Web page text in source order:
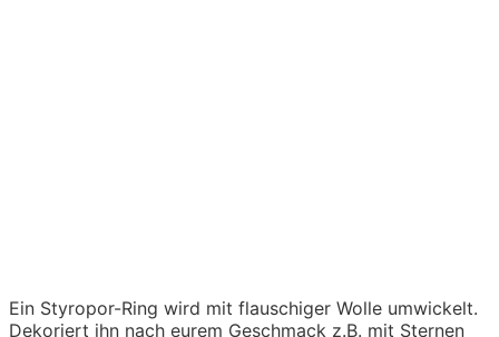
Ein Styropor-Ring wird mit flauschiger Wolle umwickelt.
Dekoriert ihn nach eurem Geschmack z.B. mit Sternen